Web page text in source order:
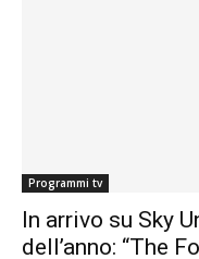
Programmi tv
In arrivo su Sky
dell’anno: “The